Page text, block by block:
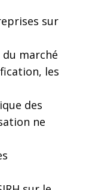
sur
marché
les
des
ne